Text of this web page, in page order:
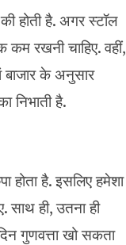
होती है. अगर स्टॉल
कम रखनी चाहिए. वहीं,
बाजार के अनुसार
निभाती है.
होता है. इसलिए हमेशा
साथ ही, उतना ही
गुणवत्ता खो सकता